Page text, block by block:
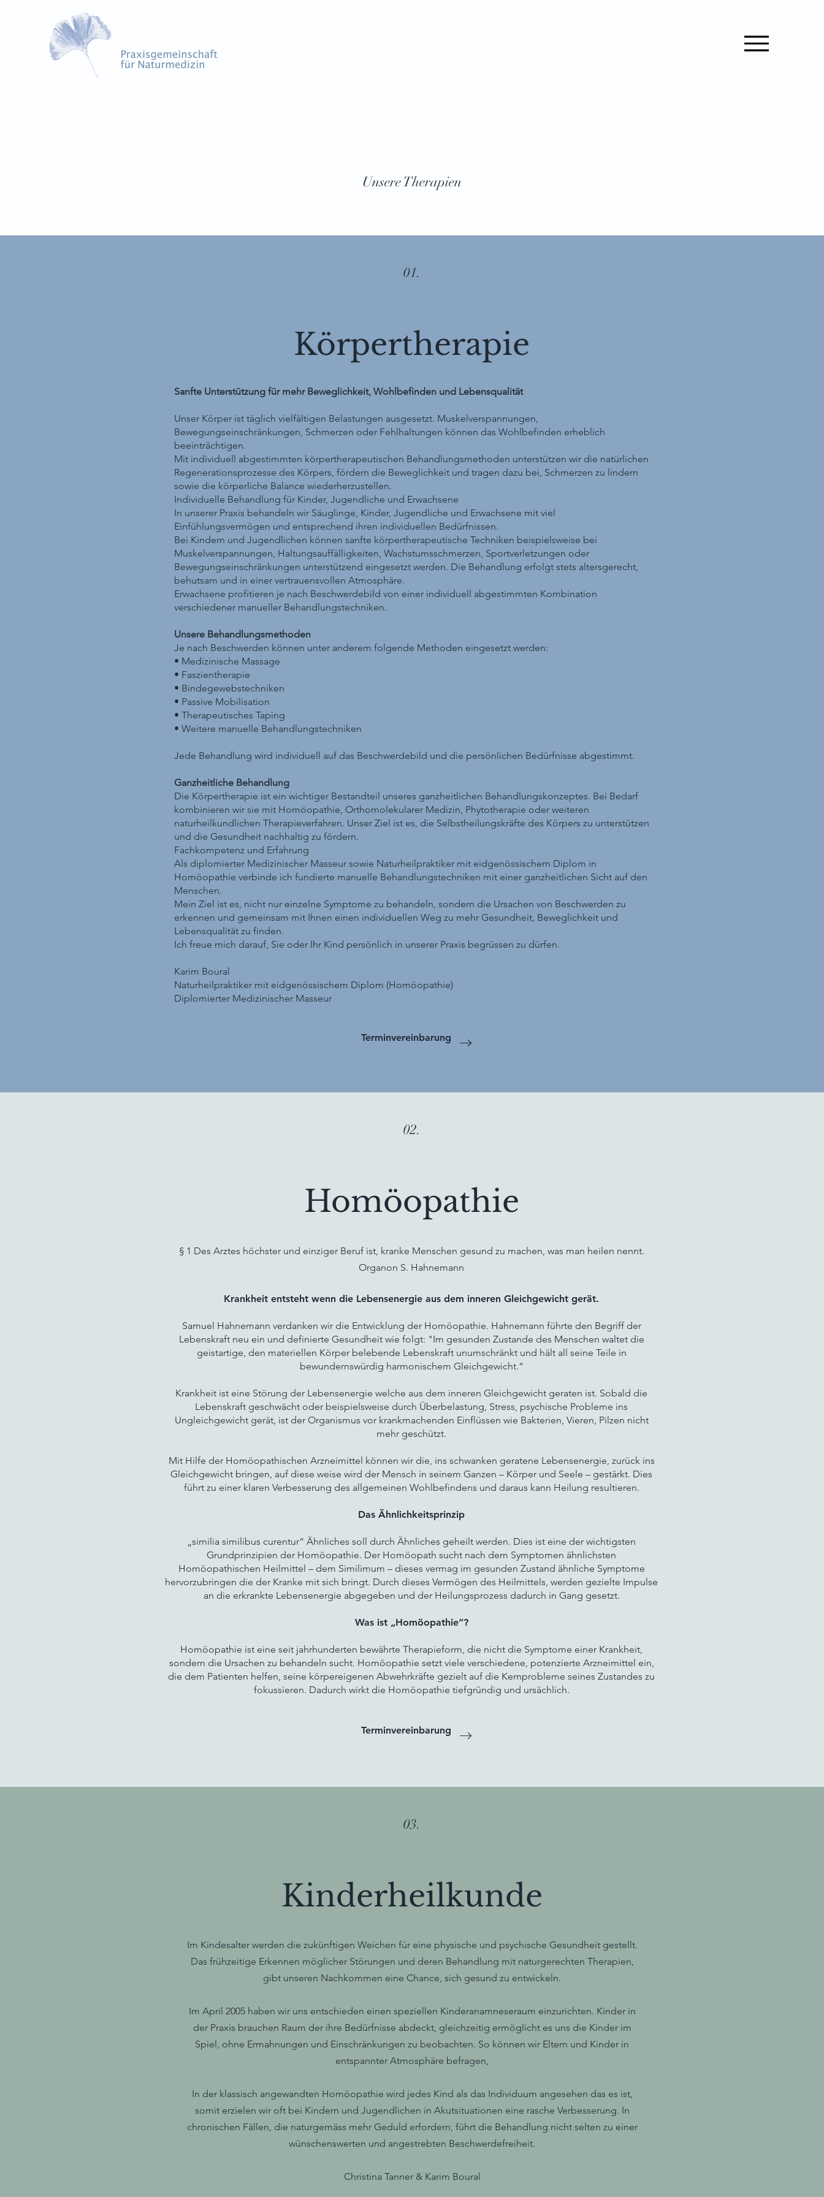
Unsere Therapien
01.
Körpertherapie
Sanfte Unterstützung für mehr Beweglichkeit, Wohlbefinden und Lebensqualität
Unser Körper ist täglich vielfältigen Belastungen ausgesetzt. Muskelverspannungen,
Bewegungseinschränkungen, Schmerzen oder Fehlhaltungen können das Wohlbefinden erheblich
beeinträchtigen.
Mit individuell abgestimmten körpertherapeutischen Behandlungsmethoden unterstützen wir die natürlichen
Regenerationsprozesse des Körpers, fördern die Beweglichkeit und tragen dazu bei, Schmerzen zu lindern
sowie die körperliche Balance wiederherzustellen.
Individuelle Behandlung für Kinder, Jugendliche und Erwachsene
In unserer Praxis behandeln wir Säuglinge, Kinder, Jugendliche und Erwachsene mit viel
Einfühlungsvermögen und entsprechend ihren individuellen Bedürfnissen.
Bei Kindern und Jugendlichen können sanfte körpertherapeutische Techniken beispielsweise bei
Muskelverspannungen, Haltungsauffälligkeiten, Wachstumsschmerzen, Sportverletzungen oder
Bewegungseinschränkungen unterstützend eingesetzt werden. Die Behandlung erfolgt stets altersgerecht,
behutsam und in einer vertrauensvollen Atmosphäre.
Erwachsene profitieren je nach Beschwerdebild von einer individuell abgestimmten Kombination
verschiedener manueller Behandlungstechniken.
Unsere Behandlungsmethoden
Je nach Beschwerden können unter anderem folgende Methoden eingesetzt werden:
• Medizinische Massage
• Faszientherapie
• Bindegewebstechniken
• Passive Mobilisation
• Therapeutisches Taping
• Weitere manuelle Behandlungstechniken
Jede Behandlung wird individuell auf das Beschwerdebild und die persönlichen Bedürfnisse abgestimmt.
Ganzheitliche Behandlung
Die Körpertherapie ist ein wichtiger Bestandteil unseres ganzheitlichen Behandlungskonzeptes. Bei Bedarf
kombinieren wir sie mit Homöopathie, Orthomolekularer Medizin, Phytotherapie oder weiteren
naturheilkundlichen Therapieverfahren. Unser Ziel ist es, die Selbstheilungskräfte des Körpers zu unterstützen
und die Gesundheit nachhaltig zu fördern.
Fachkompetenz und Erfahrung
Als diplomierter Medizinischer Masseur sowie Naturheilpraktiker mit eidgenössischem Diplom in
Homöopathie verbinde ich fundierte manuelle Behandlungstechniken mit einer ganzheitlichen Sicht auf den
Menschen.
Mein Ziel ist es, nicht nur einzelne Symptome zu behandeln, sondern die Ursachen von Beschwerden zu
erkennen und gemeinsam mit Ihnen einen individuellen Weg zu mehr Gesundheit, Beweglichkeit und
Lebensqualität zu finden.
Ich freue mich darauf, Sie oder Ihr Kind persönlich in unserer Praxis begrüssen zu dürfen.
Karim Boural
Naturheilpraktiker mit eidgenössischem Diplom (Homöopathie)
Diplomierter Medizinischer Masseur
Terminvereinbarung
02.
Homöopathie
§ 1 Des Arztes höchster und einziger Beruf ist, kranke Menschen gesund zu machen, was man heilen nennt.
Organon S. Hahnemann
Krankheit entsteht wenn die Lebensenergie aus dem inneren Gleichgewicht gerät.
Samuel Hahnemann verdanken wir die Entwicklung der Homöopathie. Hahnemann führte den Begriff der
Lebenskraft neu ein und definierte Gesundheit wie folgt: "Im gesunden Zustande des Menschen waltet die
geistartige, den materiellen Körper belebende Lebenskraft unumschränkt und hält all seine Teile in
bewundernswürdig harmonischem Gleichgewicht.“
Krankheit ist eine Störung der Lebensenergie welche aus dem inneren Gleichgewicht geraten ist. Sobald die
Lebenskraft geschwächt oder beispielsweise durch Überbelastung, Stress, psychische Probleme ins
Ungleichgewicht gerät, ist der Organismus vor krankmachenden Einflüssen wie Bakterien, Vieren, Pilzen nicht
mehr geschützt.
Mit Hilfe der Homöopathischen Arzneimittel können wir die, ins schwanken geratene Lebensenergie, zurück ins
Gleichgewicht bringen, auf diese weise wird der Mensch in seinem Ganzen – Körper und Seele – gestärkt. Dies
führt zu einer klaren Verbesserung des allgemeinen Wohlbefindens und daraus kann Heilung resultieren.
Das Ähnlichkeitsprinzip
„similia similibus curentur“ Ähnliches soll durch Ähnliches geheilt werden. Dies ist eine der wichtigsten
Grundprinzipien der Homöopathie. Der Homöopath sucht nach dem Symptomen ähnlichsten
Homöopathischen Heilmittel – dem Similimum – dieses vermag im gesunden Zustand ähnliche Symptome
hervorzubringen die der Kranke mit sich bringt. Durch dieses Vermögen des Heilmittels, werden gezielte Impulse
an die erkrankte Lebensenergie abgegeben und der Heilungsprozess dadurch in Gang gesetzt.
Was ist „Homöopathie“?
Homöopathie ist eine seit jahrhunderten bewährte Therapieform, die nicht die Symptome einer Krankheit,
sondern die Ursachen zu behandeln sucht. Homöopathie setzt viele verschiedene, potenzierte Arzneimittel ein,
die dem Patienten helfen, seine körpereigenen Abwehrkräfte gezielt auf die Kernprobleme seines Zustandes zu
fokussieren. Dadurch wirkt die Homöopathie tiefgründig und ursächlich.
Terminvereinbarung
03.
Kinderheilkunde
Im Kindesalter werden die zukünftigen Weichen für eine physische und psychische Gesundheit gestellt.
Das frühzeitige Erkennen möglicher Störungen und deren Behandlung mit naturgerechten Therapien,
gibt unseren Nachkommen eine Chance, sich gesund zu entwickeln.
Im April 2005 haben wir uns entschieden einen speziellen Kinderanamneseraum einzurichten. Kinder in
der Praxis brauchen Raum der ihre Bedürfnisse abdeckt, gleichzeitig ermöglicht es uns die Kinder im
Spiel, ohne Ermahnungen und Einschränkungen zu beobachten. So können wir Eltern und Kinder in
entspannter Atmosphäre befragen,
In der klassisch angewandten Homöopathie wird jedes Kind als das Individuum angesehen das es ist,
somit erzielen wir oft bei Kindern und Jugendlichen in Akutsituationen eine rasche Verbesserung. In
chronischen Fällen, die naturgemäss mehr Geduld erfordern, führt die Behandlung nicht selten zu einer
wünschenswerten und angestrebten Beschwerdefreiheit.
Christina Tanner & Karim Boural